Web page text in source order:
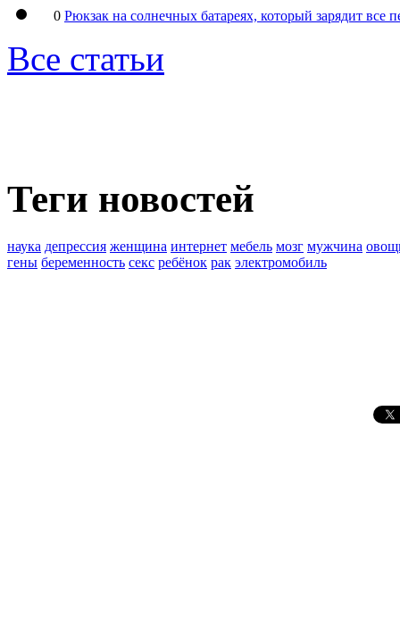
0 Рюкзак на солнечных батареях, который зарядит все
Все статьи
Теги новостей
наука депрессия женщина интернет мебель мозг мужчина
гены беременность секс ребёнок рак электромобиль